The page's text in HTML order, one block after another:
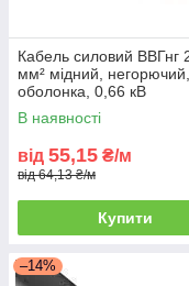
Кабель силовий ВВГнг
мм² мідний,
оболонка, 0,66 кВ
В наявності
від 55,15 ₴/м
від 64,13 ₴/м
Купити
–14%